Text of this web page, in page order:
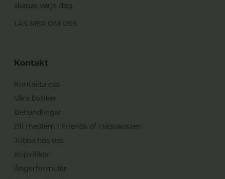
skapas varje dag.
LÄS MER OM OSS
Kontakt
Kontakta oss
Våra butiker
Behandlingar
Bli medlem i Friends of Hälsokosten
Jobba hos oss
Köpvillkor
Ångerformulär